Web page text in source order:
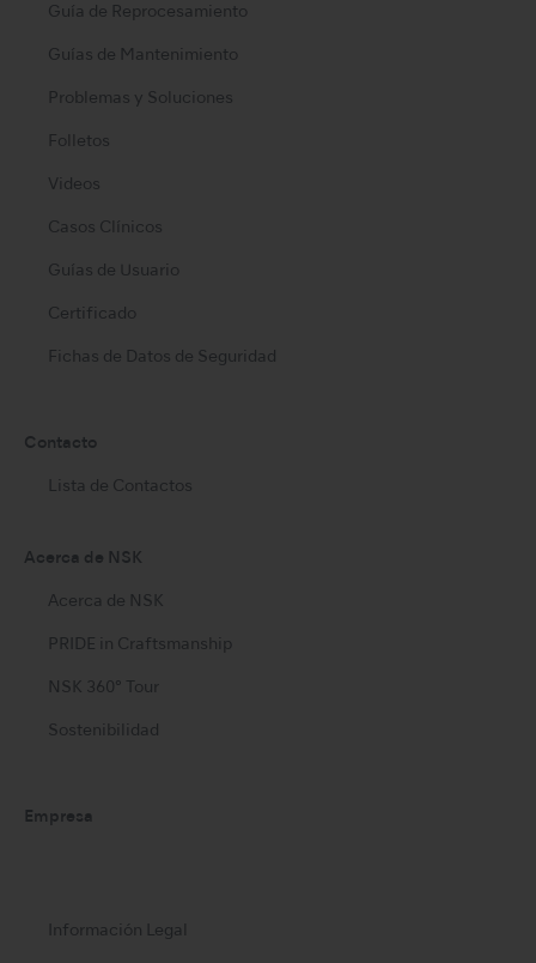
Guía de Reprocesamiento
Guías de Mantenimiento
Problemas y Soluciones
Folletos
Videos
Casos Clínicos
Guías de Usuario
Certificado
Fichas de Datos de Seguridad
Contacto
Lista de Contactos
Acerca de NSK
Acerca de NSK
PRIDE in Craftsmanship
NSK 360° Tour
Sostenibilidad
Empresa
Información Legal